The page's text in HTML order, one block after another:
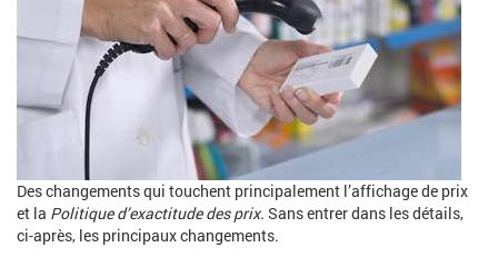
Des changements qui touchent principalement l’affichage de prix
et la Politique d’exactitude des prix. Sans entrer dans les détails,
ci-après, les principaux changements.